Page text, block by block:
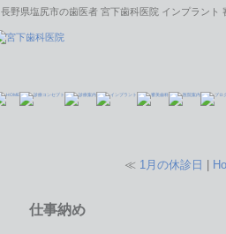
長野県塩尻市の歯医者 宮下歯科医院 インプラント
≪ 1月の休診日
仕事納め